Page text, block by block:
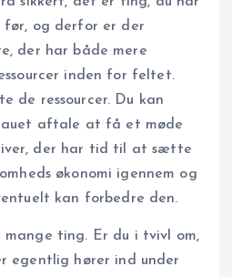
og derfor er der
der har både mere
inden for feltet.
de ressourcer. Du kan
aftale at få et møde
der har tid til at sætte
økonomi igennem og
kan forbedre den.
mange ting. Er du i tvivl om,
egentlig hører ind under